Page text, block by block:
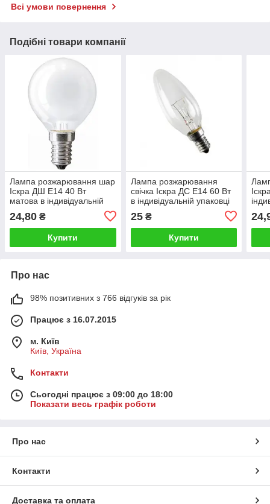
Всі умови повернення
Подібні товари компанії
Лампа розжарювання шар
Іскра ДШ Е14 40 Вт
матова в індивідуальній
24,80 ₴
Купити
Лампа розжарювання
свічка Іскра ДС Е14 60 Вт
в індивідуальній упаковці
25₴
Купити
Про нас
98% позитивних з 766 відгуків за рік
Працює з 16.07.2015
м. Київ
Київ, Україна
Контакти
Сьогодні працює з 09:00 до 18:00
Показати весь графік роботи
Про нас
Контакти
Доставка та оплата